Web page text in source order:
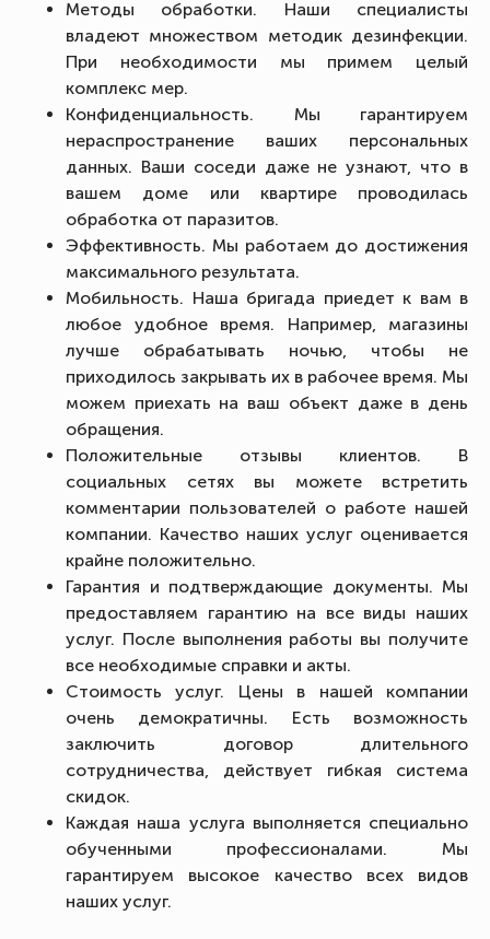
Методы обработки. Наши специалисты
владеют множеством методик дезинфекции.
При необходимости мы примем целый
комплекс мер.
Конфиденциальность. Мы гарантируем
нераспространение ваших персональных
данных. Ваши соседи даже не узнают, что в
вашем доме или квартире проводилась
обработка от паразитов.
Эффективность. Мы работаем до достижения
максимального результата.
Мобильность. Наша бригада приедет к вам в
любое удобное время. Например, магазины
лучше обрабатывать ночью, чтобы не
приходилось закрывать их в рабочее время. Мы
можем приехать на ваш объект даже в день
обращения.
Положительные отзывы клиентов. В
социальных сетях вы можете встретить
комментарии пользователей о работе нашей
компании. Качество наших услуг оценивается
крайне положительно.
Гарантия и подтверждающие документы. Мы
предоставляем гарантию на все виды наших
услуг. После выполнения работы вы получите
все необходимые справки и акты.
Стоимость услуг. Цены в нашей компании
очень демократичны. Есть возможность
заключить договор длительного
сотрудничества, действует гибкая система
скидок.
Каждая наша услуга выполняется специально
обученными профессионалами. Мы
гарантируем высокое качество всех видов
наших услуг.